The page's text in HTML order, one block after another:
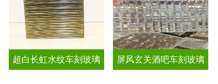
超白长虹水纹车刻玻璃 屏风玄关酒吧车刻玻璃